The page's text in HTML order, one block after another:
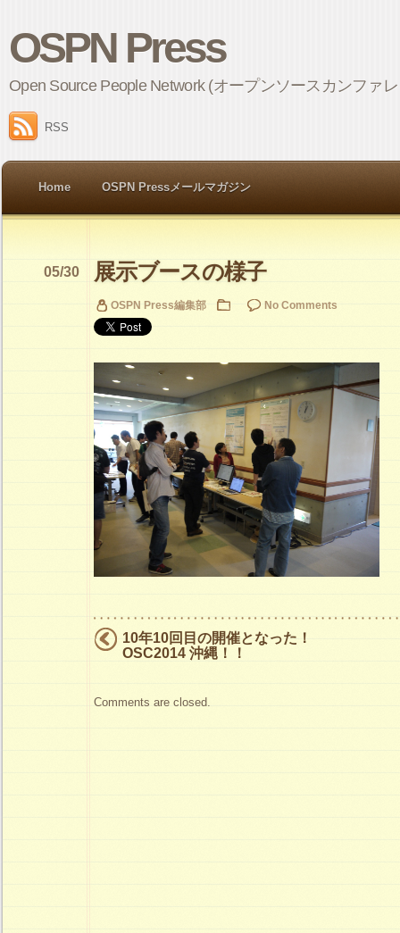
OSPN Press
Open Source People Network (オープンソースカンファ
RSS
Home OSPN Pressメールマガジン
展示ブースの様子
05/30
OSPN Press編集部 No Comments
10年10回目の開催となった！
OSC2014 沖縄！！
Comments are closed.